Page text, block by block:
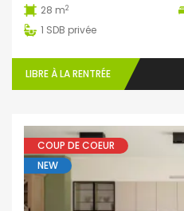
28 m2
1 SDB privée
LIBRE À LA RENTRÉE
COUP DE COEUR
NEW